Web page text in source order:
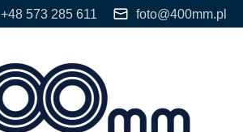
+48 573 285 611 foto@400mm.pl